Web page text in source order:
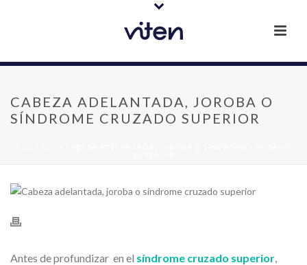
CABEZA ADELANTADA, JOROBA O
SÍNDROME CRUZADO SUPERIOR
Antes de profundizar en el síndrome cruzado superior,